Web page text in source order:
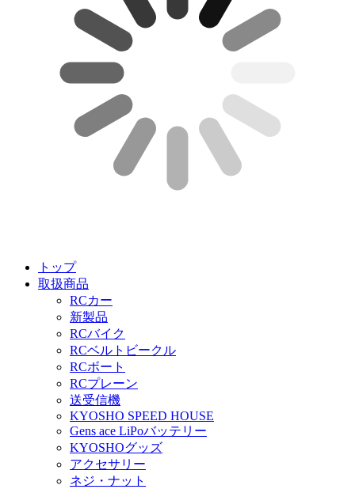
トップ
取扱商品
RCカー
新製品
RCバイク
RCベルトビークル
RCボート
RCプレーン
送受信機
KYOSHO SPEED HOUSE
Gens ace LiPoバッテリー
KYOSHOグッズ
アクセサリー
ネジ・ナット